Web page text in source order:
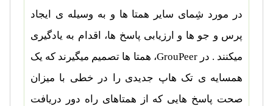
در مورد شِمای سایر همتا ها و به وسیله ی ایجاد
پرس و جو ها و ارزیابی پاسخ ها، اقدام به یادگیری
میکنند . درGrouPeer، همتا ها تصمیم میگیرند که یک
همسایه ی تک هاپ جدیدی را در خطی با میزان
صحت پاسخ هایی که از همتاهای راه دور دریافت